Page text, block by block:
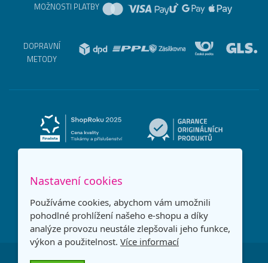
MOŽNOSTI PLATBY
DOPRAVNÍ
METODY
Nastavení cookies
Používáme cookies, abychom vám umožnili
pohodlné prohlížení našeho e-shopu a díky
analýze provozu neustále zlepšovali jeho funkce,
výkon a použitelnost. Více informací